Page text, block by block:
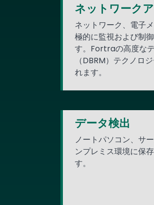
ネットワーク
ネットワーク、電子
極的に監視および制
す。Fortraの高度な
（DBRM）テクノロ
れます。
データ検出
ノートパソコン、サ
ンプレミス環境に保
す。